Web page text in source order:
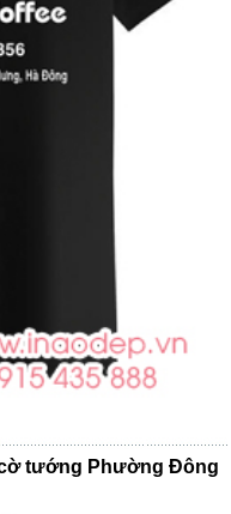
cờ tướng Phường Đông